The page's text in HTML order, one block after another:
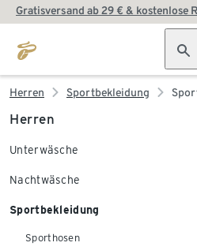
Gratisversand ab 29 € & kostenlose
Herren Sportbekleidung
Herren
Unterwäsche
Nachtwäsche
Sportbekleidung
Sporthosen